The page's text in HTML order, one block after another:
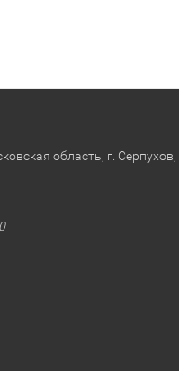
область, г. Серпухов,